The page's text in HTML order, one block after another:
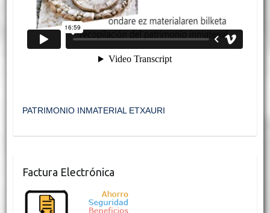
PATRIMONIO INMATERIAL ETXAURI
Factura Electrónica